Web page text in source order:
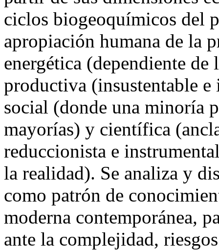
ciclos biogeoquímicos del
apropiación humana de la
energética (dependiente
productiva (insustentable e
social (donde una minoría
mayorías) y científica
reduccionista e
la realidad). Se analiza y
como patrón de
moderna contemporánea,
ante la complejidad,